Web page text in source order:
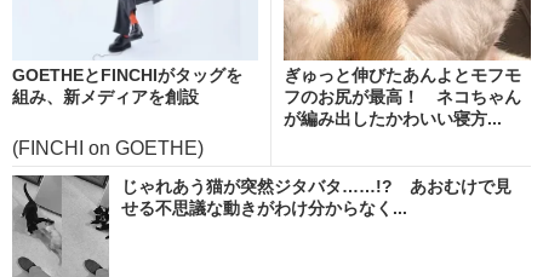
GOETHEとFINCHIがタッグを
組み、新メディアを創設
(FINCHI on GOETHE)
ぎゅっと伸びたあんよとモフモ
フのお尻が最高！ ネコちゃん
が編み出したかわいい寝方...
じゃれあう猫が突然ジタバタ……!? あおむけで見
せる不思議な動きがわけ分からなく...